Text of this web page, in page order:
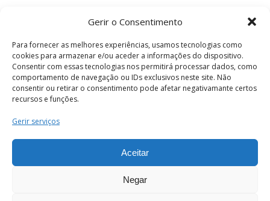
Gerir o Consentimento
Para fornecer as melhores experiências, usamos tecnologias como
cookies para armazenar e/ou aceder a informações do dispositivo.
Consentir com essas tecnologias nos permitirá processar dados, como
comportamento de navegação ou IDs exclusivos neste site. Não
consentir ou retirar o consentimento pode afetar negativamante certos
recursos e funções.
Gerir serviços
Aceitar
Negar
Termos e Condições
os direitos reservados.